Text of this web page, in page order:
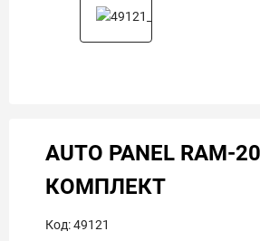
AUTO PANEL RAM-
КОМПЛЕКТ
Код:49121